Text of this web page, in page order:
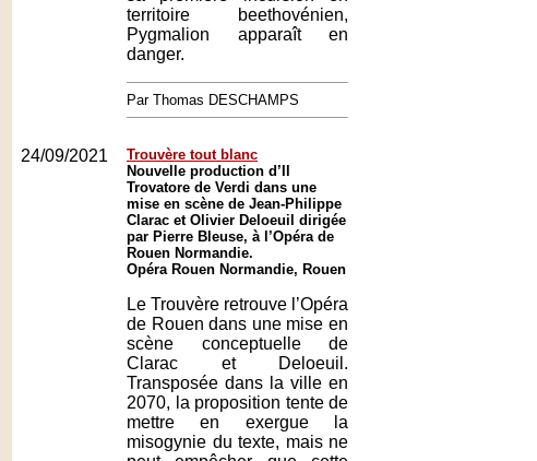
territoire beethovénien,
Pygmalion apparaît en
danger.
Par Thomas DESCHAMPS
24/09/2021
Trouvère tout blanc
Nouvelle production d’Il
Trovatore de Verdi dans une
mise en scène de Jean-Philippe
Clarac et Olivier Deloeuil dirigée
par Pierre Bleuse, à l’Opéra de
Rouen Normandie.
Opéra Rouen Normandie, Rouen
Le Trouvère retrouve l’Opéra
de Rouen dans une mise en
scène conceptuelle de
Clarac et Deloeuil.
Transposée dans la ville en
2070, la proposition tente de
mettre en exergue la
misogynie du texte, mais ne